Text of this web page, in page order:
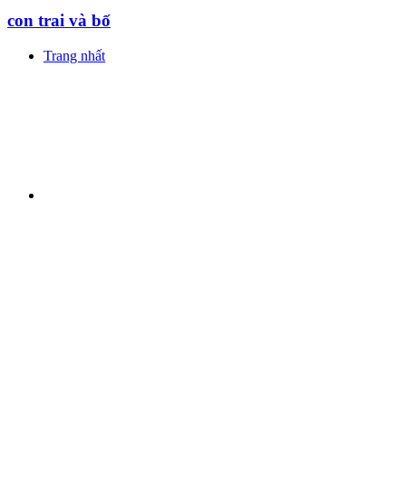
con trai và bố
Trang nhất